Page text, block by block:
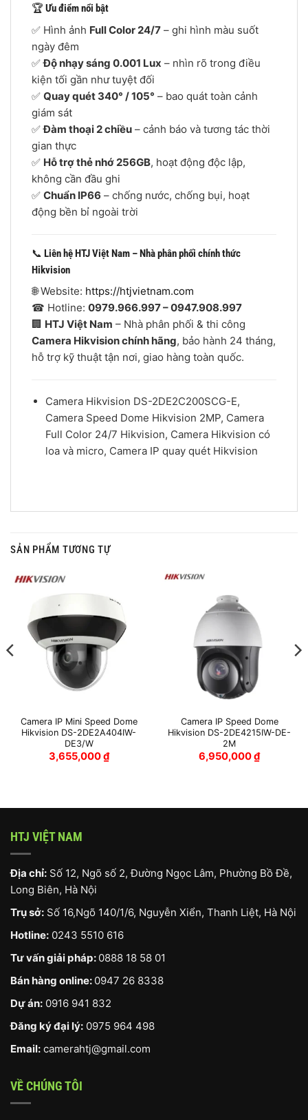
🏆 Ưu điểm nổi bật
✅ Hình ảnh Full Color 24/7 – ghi hình màu suốt
ngày đêm
✅Độ nhạy sáng 0.001 Lux – nhìn rõ trong điều
kiện tối gần như tuyệt đối
✅ Quay quét 340° / 105° – bao quát toàn cảnh
giám sát
✅Đàm thoại 2 chiều – cảnh báo và tương tác thời
gian thực
✅ Hỗ trợ thẻ nhớ 256GB, hoạt động độc lập,
không cần đầu ghi
✅ Chuẩn IP66 – chống nước, chống bụi, hoạt
động bền bỉ ngoài trời
📞 Liên hệ HTJ Việt Nam – Nhà phân phối chính thức
Hikvision
🌐 Website: https://htjvietnam.com
☎ Hotline: 0979.966.997 – 0947.908.997
🏢 HTJ Việt Nam – Nhà phân phối & thi công
Camera Hikvision chính hãng, bảo hành 24 tháng,
hỗ trợ kỹ thuật tận nơi, giao hàng toàn quốc.
Camera Hikvision DS-2DE2C200SCG-E,
Camera Speed Dome Hikvision 2MP, Camera
Full Color 24/7 Hikvision, Camera Hikvision có
loa và micro, Camera IP quay quét Hikvision
SẢN PHẨM TƯƠNG TỰ
Camera IP Mini Speed Dome
Hikvision DS-2DE2A404IW-
DE3/W
3,655,000₫
Camera IP Speed Dome
Hikvision DS-2DE4215IW-DE-
2M
6,950,000₫
HTJ VIỆT NAM
Địa chỉ: Số 12, Ngõ số 2, Đường Ngọc Lâm, Phường Bồ Đề,
Long Biên, Hà Nội
Trụ sở: Số 16,Ngõ 140/1/6, Nguyễn Xiển, Thanh Liệt, Hà Nội
Hotline: 0243 5510 616
Tư vấn giải pháp: 0888 18 58 01
Bán hàng online: 0947 26 8338
Dự án: 0916 941 832
Đăng ký đại lý: 0975 964 498
Email: camerahtj@gmail.com
VỀ CHÚNG TÔI